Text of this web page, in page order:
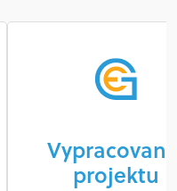
projektu